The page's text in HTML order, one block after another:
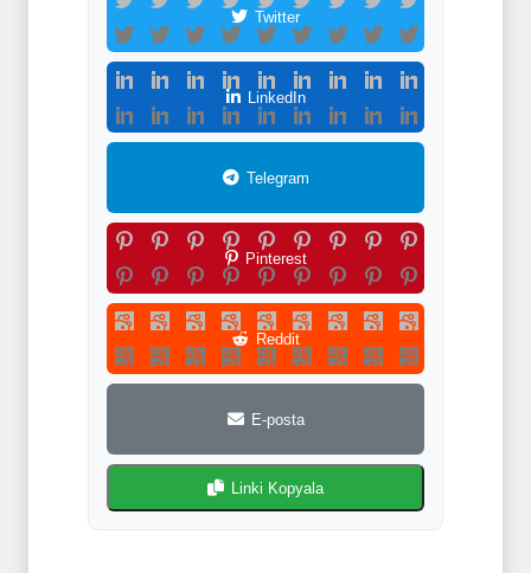
Twitter
LinkedIn
Telegram
Pinterest
Reddit
E-posta
Linki Kopyala